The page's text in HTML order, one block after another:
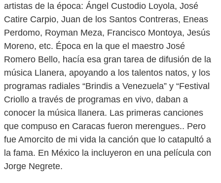
artistas de la época: Ángel Custodio Loyola, José
Catire Carpio, Juan de los Santos Contreras, Eneas
Perdomo, Royman Meza, Francisco Montoya, Jesús
Moreno, etc. Época en la que el maestro José
Romero Bello, hacía esa gran tarea de difusión de la
música Llanera, apoyando a los talentos natos, y los
programas radiales “Brindis a Venezuela” y “Festival
Criollo a través de programas en vivo, daban a
conocer la música llanera. Las primeras canciones
que compuso en Caracas fueron merengues.. Pero
fue Amorcito de mi vida la canción que lo catapultó a
la fama. En México la incluyeron en una película con
Jorge Negrete.